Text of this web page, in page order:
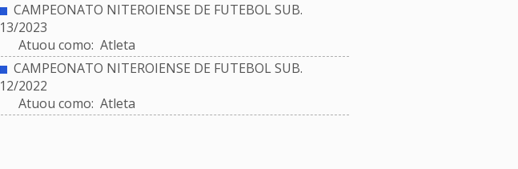
CAMPEONATO NITEROIENSE DE FUTEBOL SUB.
13/2023
Atuou como: Atleta
CAMPEONATO NITEROIENSE DE FUTEBOL SUB.
12/2022
Atuou como: Atleta